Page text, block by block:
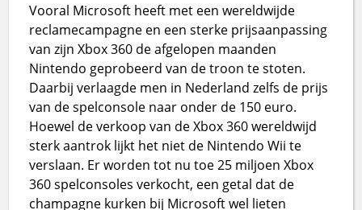
Vooral Microsoft heeft met een wereldwijde
reclamecampagne en een sterke prijsaanpassing
van zijn Xbox 360 de afgelopen maanden
Nintendo geprobeerd van de troon te stoten.
Daarbij verlaagde men in Nederland zelfs de prijs
van de spelconsole naar onder de 150 euro.
Hoewel de verkoop van de Xbox 360 wereldwijd
sterk aantrok lijkt het niet de Nintendo Wii te
verslaan. Er worden tot nu toe 25 miljoen Xbox
360 spelconsoles verkocht, een getal dat de
champagne kurken bij Microsoft wel lieten